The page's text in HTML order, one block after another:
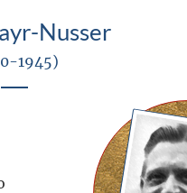
Nusser
1945)